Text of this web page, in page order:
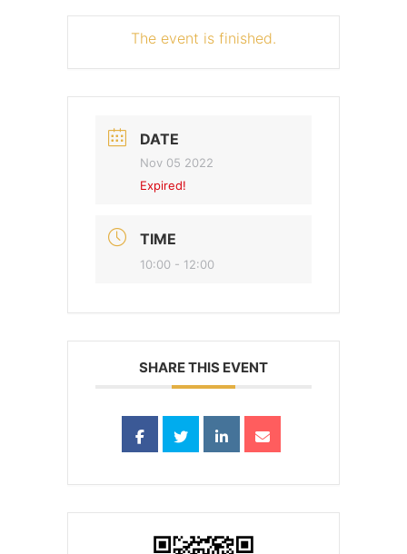
The event is finished.
DATE
Nov 05 2022
Expired!
TIME
10:00 - 12:00
SHARE THIS EVENT